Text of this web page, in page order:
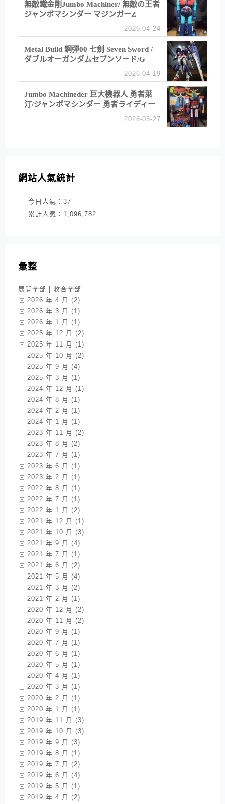
無敵鐵金剛Jumbo Machiner/ 無敵の王者
ジャンボマシンダー マジンガーZ
2026-04-24
Metal Build 鋼彈00 七劍 Seven Sword /
ダブルオーガンダムセブンソード/G
2026-04-19
Jumbo Machineder 巨大機器人 勇者萊
汀/ジャンボマシンダー 勇者ライディー
2026-03-27
網站人氣統計
今日人氣： 37
累計人氣： 1,096,782
彙整
展開全部
收合全部
2026 年 4 月 (2)
2026 年 3 月 (1)
2026 年 1 月 (1)
2025 年 12 月 (2)
2025 年 11 月 (1)
2025 年 10 月 (2)
2025 年 9 月 (4)
2025 年 3 月 (1)
2024 年 12 月 (1)
2024 年 8 月 (1)
2024 年 2 月 (1)
2024 年 1 月 (1)
2023 年 11 月 (2)
2023 年 8 月 (2)
2023 年 7 月 (1)
2023 年 6 月 (1)
2023 年 2 月 (1)
2022 年 8 月 (1)
2022 年 7 月 (1)
2022 年 1 月 (2)
2021 年 12 月 (1)
2021 年 10 月 (3)
2021 年 9 月 (4)
2021 年 7 月 (1)
2021 年 6 月 (2)
2021 年 5 月 (4)
2021 年 3 月 (2)
2021 年 2 月 (1)
2020 年 12 月 (2)
2020 年 11 月 (2)
2020 年 9 月 (1)
2020 年 7 月 (1)
2020 年 6 月 (1)
2020 年 5 月 (1)
2020 年 4 月 (1)
2020 年 3 月 (1)
2020 年 2 月 (1)
2020 年 1 月 (1)
2019 年 11 月 (3)
2019 年 10 月 (3)
2019 年 9 月 (3)
2019 年 8 月 (1)
2019 年 7 月 (2)
2019 年 6 月 (4)
2019 年 5 月 (1)
2019 年 4 月 (2)